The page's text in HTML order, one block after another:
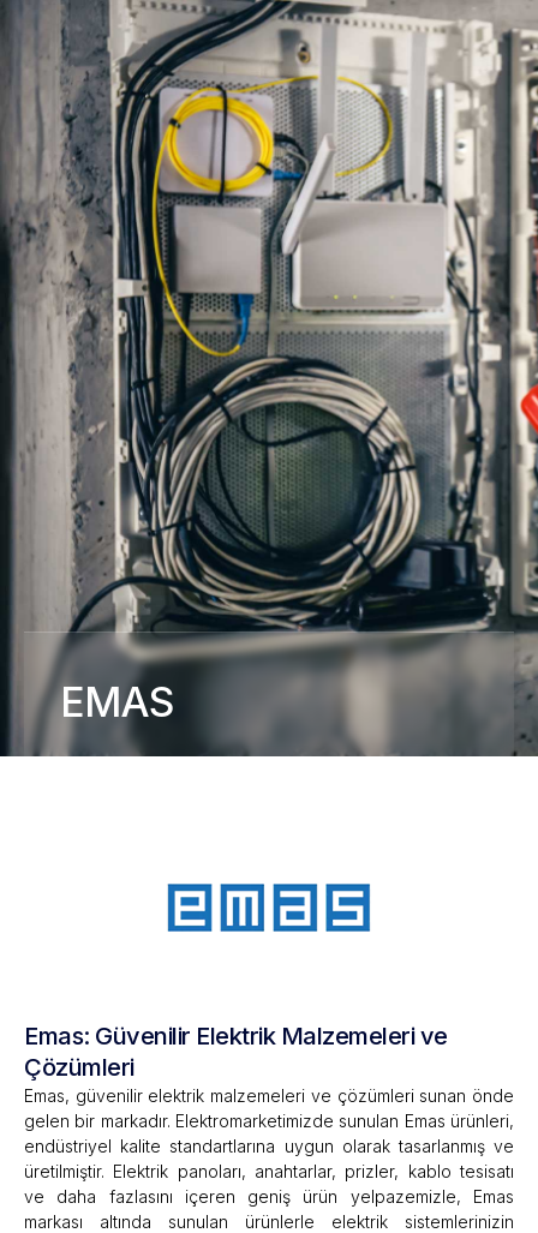
EMAS
Emas: Güvenilir Elektrik Malzemeleri ve
Çözümleri
Emas, güvenilir elektrik malzemeleri ve çözümleri sunan önde
gelen bir markadır. Elektromarketimizde sunulan Emas ürünleri,
endüstriyel kalite standartlarına uygun olarak tasarlanmış ve
üretilmiştir. Elektrik panoları, anahtarlar, prizler, kablo tesisatı
ve daha fazlasını içeren geniş ürün yelpazemizle, Emas
markası altında sunulan ürünlerle elektrik sistemlerinizin